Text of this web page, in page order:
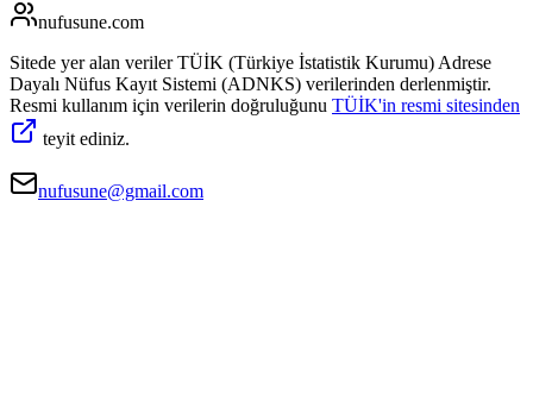
nufusune.com
Sitede yer alan veriler TÜİK (Türkiye İstatistik Kurumu) Adrese
Dayalı Nüfus Kayıt Sistemi (ADNKS) verilerinden derlenmiştir.
Resmi kullanım için verilerin doğruluğunu TÜİK'in resmi sitesinden
teyit ediniz.
nufusune@gmail.com